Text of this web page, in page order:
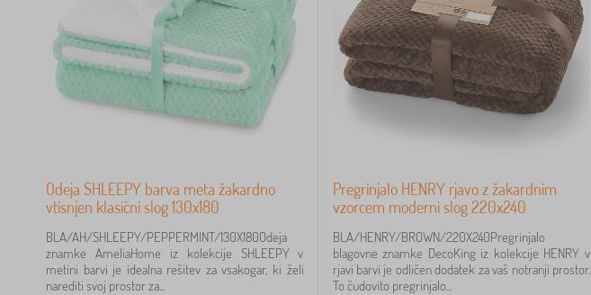
Odeja SHLEEPY barva meta žakardno
vtisnjen klasični slog 130x180
BLA/AH/SHLEEPY/PEPPERMINT/130X180Odeja
znamke AmeliaHome iz kolekcije SHLEEPY v
metini barvi je idealna rešitev za vsakogar, ki želi
narediti svoj prostor za...
Pregrinjalo HENRY rjavo z žakardnim
vzorcem moderni slog 220x240
BLA/HENRY/BROWN/220X240Pregrinjalo
blagovne znamke DecoKing iz kolekcije HENRY v
rjavi barvi je odličen dodatek za vaš notranji prostor.
To čudovito pregrinjalo...